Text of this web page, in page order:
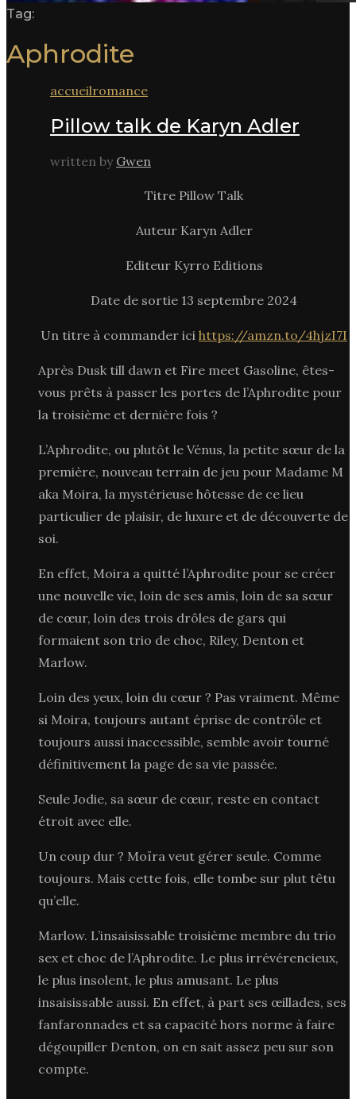
Tag:
Aphrodite
accueilromance
Pillow talk de Karyn Adler
written by Gwen
Titre Pillow Talk
Auteur Karyn Adler
Editeur Kyrro Editions
Date de sortie 13 septembre 2024
Un titre à commander ici https://amzn.to/4hjzI7I
Après Dusk till dawn et Fire meet Gasoline, êtes-
vous prêts à passer les portes de l’Aphrodite pour
la troisième et dernière fois ?
L’Aphrodite, ou plutôt le Vénus, la petite sœur de la
première, nouveau terrain de jeu pour Madame M
aka Moira, la mystérieuse hôtesse de ce lieu
particulier de plaisir, de luxure et de découverte de
soi.
En effet, Moira a quitté l’Aphrodite pour se créer
une nouvelle vie, loin de ses amis, loin de sa sœur
de cœur, loin des trois drôles de gars qui
formaient son trio de choc, Riley, Denton et
Marlow.
Loin des yeux, loin du cœur ? Pas vraiment. Même
si Moira, toujours autant éprise de contrôle et
toujours aussi inaccessible, semble avoir tourné
définitivement la page de sa vie passée.
Seule Jodie, sa sœur de cœur, reste en contact
étroit avec elle.
Un coup dur ? Moïra veut gérer seule. Comme
toujours. Mais cette fois, elle tombe sur plut têtu
qu’elle.
Marlow. L’insaisissable troisième membre du trio
sex et choc de l’Aphrodite. Le plus irrévérencieux,
le plus insolent, le plus amusant. Le plus
insaisissable aussi. En effet, à part ses œillades, ses
fanfaronnades et sa capacité hors norme à faire
dégoupiller Denton, on en sait assez peu sur son
compte.